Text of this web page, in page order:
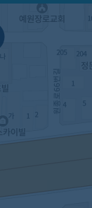
아파트분석
요/입주 지도
거래량
수요/입주
플러스
데이터 목록
교육안내